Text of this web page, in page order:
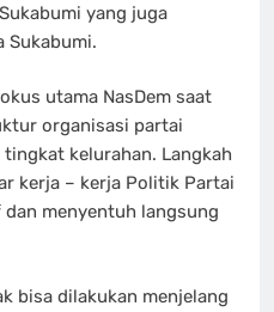
yang juga
Sukabumi.
utama NasDem saat
organisasi partai
kelurahan. Langkah
kerja – kerja Politik Partai
menyentuh langsung
bisa dilakukan menjelang